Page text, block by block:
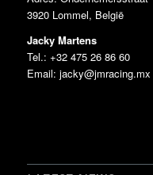
3920 Lommel, België
Jacky Martens
Tel.: +32 475 26 86 60
Email: jacky@jmracing.mx